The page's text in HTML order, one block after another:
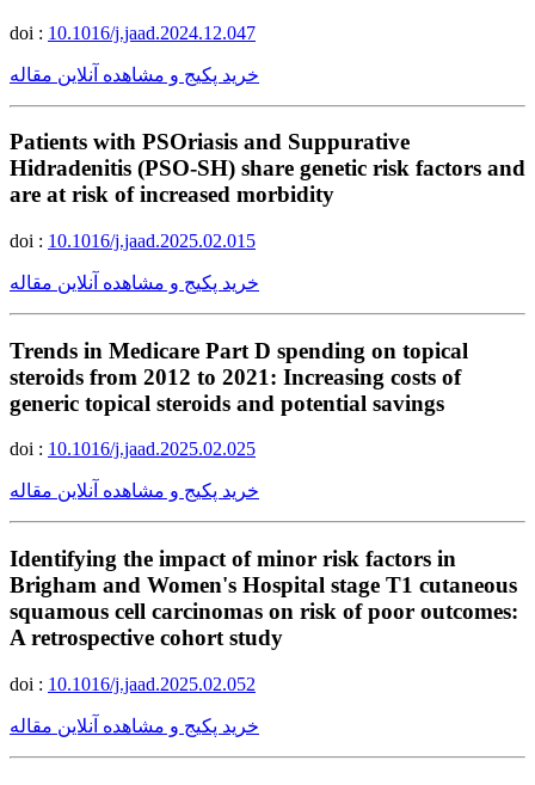
doi : 10.1016/j.jaad.2024.12.047
خرید پکیج و مشاهده آنلاین مقاله
Patients with PSOriasis and Suppurative
Hidradenitis (PSO-SH) share genetic risk factors and
are at risk of increased morbidity
doi : 10.1016/j.jaad.2025.02.015
خرید پکیج و مشاهده آنلاین مقاله
Trends in Medicare Part D spending on topical
steroids from 2012 to 2021: Increasing costs of
generic topical steroids and potential savings
doi : 10.1016/j.jaad.2025.02.025
خرید پکیج و مشاهده آنلاین مقاله
Identifying the impact of minor risk factors in
Brigham and Women's Hospital stage T1 cutaneous
squamous cell carcinomas on risk of poor outcomes:
A retrospective cohort study
doi : 10.1016/j.jaad.2025.02.052
خرید پکیج و مشاهده آنلاین مقاله